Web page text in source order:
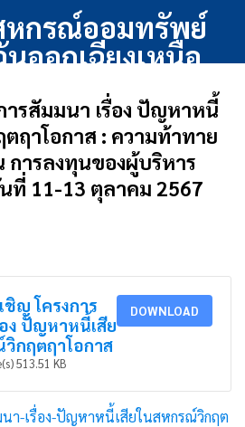
ารสัมมนา เรื่อง ปัญหาหนี้
ฤาโอกาส : ความท้าทาย
การลงทุนของผู้บริหาร
ที่ 11-13 ตุลาคม 2567
ชิญ โครงการ
ง ปัญหาหนี้เสีย
กฤตฤาโอกาส
513.51 KB
DOWNLOAD
า-เรื่อง-ปัญหาหนี้เสียในสหกรณ์วิกฤต